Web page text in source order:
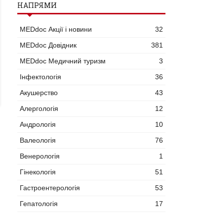
НАПРЯМИ
MEDdoc Акції і новини
32
MEDdoc Довідник
381
MEDdoc Медичний туризм
3
Інфектологія
36
Акушерство
43
Алергологія
12
Андрологія
10
Валеологія
76
Венерологія
1
Гінекологія
51
Гастроентерологія
53
Гепатологія
17